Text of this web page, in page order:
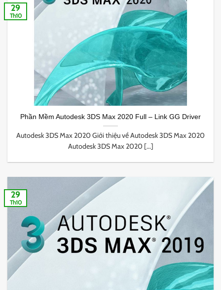
Phần Mềm Autodesk 3DS Max 2020 Full – Link GG Driver
Autodesk 3DS Max 2020 Giới thiệu về Autodesk 3DS Max 2020
Autodesk 3DS Max 2020 [...]
29
Th10
29
Th10